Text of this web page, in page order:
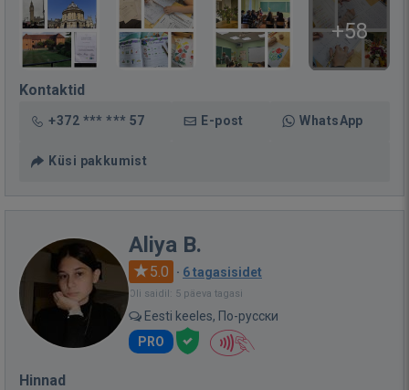
+58
Kontaktid
+372 *** *** 57 E-post WhatsApp
Küsi pakkumist
Aliya B.
5.0 · 6 tagasisidet
Oli saidil: 5 päeva tagasi
Eesti keeles, По-русски
PRO
Hinnad